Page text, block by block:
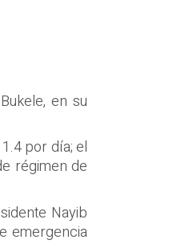
en su
por día; el
régimen de
Nayib
emergencia